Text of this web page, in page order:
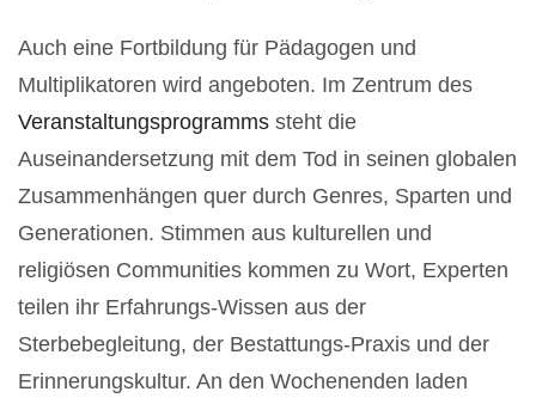
Auch eine Fortbildung für Pädagogen und
Multiplikatoren wird angeboten. Im Zentrum des
Veranstaltungsprogramms steht die
Auseinandersetzung mit dem Tod in seinen globalen
Zusammenhängen quer durch Genres, Sparten und
Generationen. Stimmen aus kulturellen und
religiösen Communities kommen zu Wort, Experten
teilen ihr Erfahrungs-Wissen aus der
Sterbebegleitung, der Bestattungs-Praxis und der
Erinnerungskultur. An den Wochenenden laden